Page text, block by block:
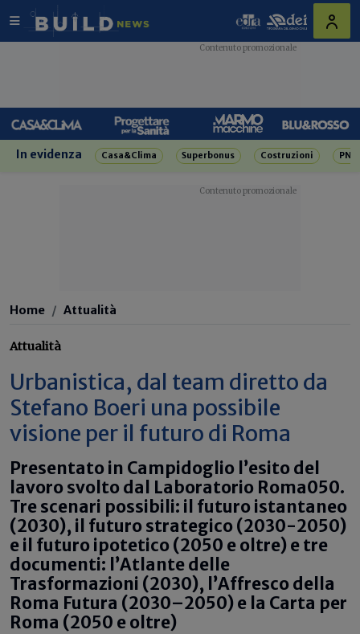
In evidenza Casa&Clima Superbonus Costruzioni
Home Attualità
Attualità
Urbanistica, dal team diretto da
Stefano Boeri una possibile
visione per il futuro di Roma
Presentato in Campidoglio l’esito del
lavoro svolto dal Laboratorio Roma050.
Tre scenari possibili: il futuro istantaneo
(2030), il futuro strategico (2030-2050)
e il futuro ipotetico (2050 e oltre) e tre
documenti: l’Atlante delle
Trasformazioni (2030), l’Affresco della
Roma Futura (2030–2050) e la Carta per
Roma (2050 e oltre)